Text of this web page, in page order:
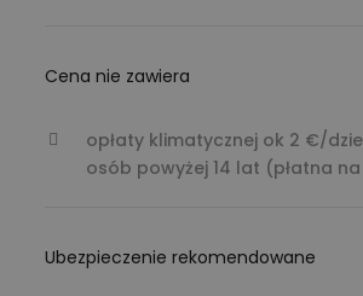
Cena nie zawiera
opłaty klimatycznej ok 2 €/
osób powyżej 14 lat (płatna
Ubezpieczenie rekomendowane